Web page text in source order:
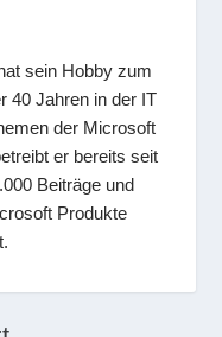
sein Hobby zum
40 Jahren in der IT
der Microsoft
er bereits seit
Beiträge und
Produkte